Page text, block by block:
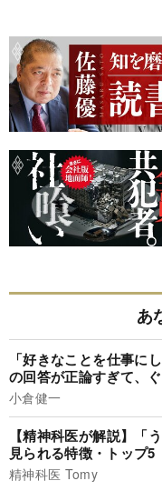
あ
「好きなことを仕事に
の回答が正論すぎて、
小倉健一
【精神科医が解説】「
見られる特徴・トップ5
精神科医 Tomy